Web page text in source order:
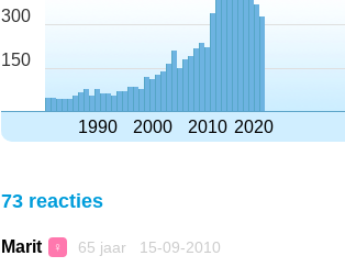
300
150
1990 2000 2010 2020
73 reacties
Marit ♀ 65 jaar 15-09-2010